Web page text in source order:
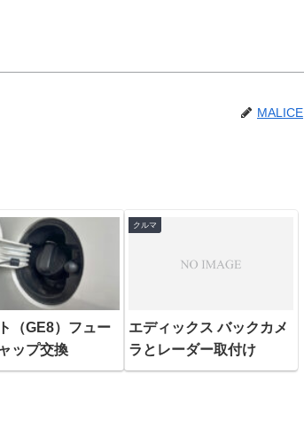
MALICE
（GE8）フュー
ップ交換
クルマ
エディックス バックカメ
ラとレーダー取付け